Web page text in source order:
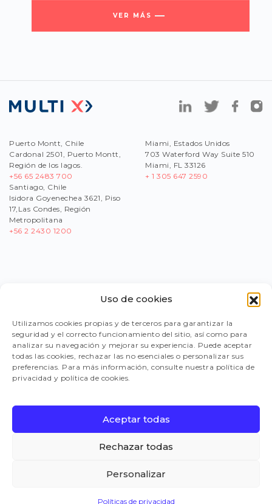
Uso de cookies
Utilizamos cookies propias y de terceros para garantizar la
seguridad y el correcto funcionamiento del sitio, así como para
analizar su navegación y mejorar su experiencia. Puede aceptar
todas las cookies, rechazar las no esenciales o personalizar sus
preferencias. Para más información, consulte nuestra política de
privacidad y política de cookies.
Aceptar todas
Rechazar todas
Personalizar
Políticas de privacidad
VER MÁS
Puerto Montt, Chile
Cardonal 2501, Puerto Montt,
Región de los lagos.
+56 65 2483 700
Santiago, Chile
Isidora Goyenechea 3621, Piso
17,Las Condes, Región
Metropolitana
+56 2 2430 1200
Miami, Estados Unidos
703 Waterford Way Suite 510
Miami, FL 33126
+ 1 305 647 2590
PORTAL PROVEEDORES
LEGISLACIÓN
CANAL DE DENUNCIAS